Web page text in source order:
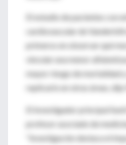
El estudio de pacientes con
cardiovascular de Vanderbilt
primeros en observar qué
vincular una menor
mayor riesgo de mortalidad
replicarlo en otras áreas, dijo
El investigador principal
profesor asociado de
"investigación destaca el